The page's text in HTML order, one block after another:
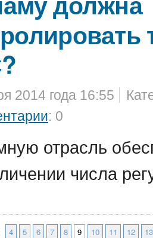
2014 года 16:55
: 0
отрасль
числа
4 5 6 7 8 9 10 11 12 13